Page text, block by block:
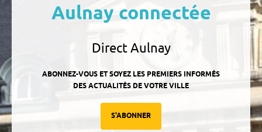
Aulnay connectée
Direct Aulnay
ABONNEZ-VOUS ET SOYEZ LES PREMIERS INFORMÉS
DES ACTUALITÉS DE VOTRE VILLE
S'ABONNER